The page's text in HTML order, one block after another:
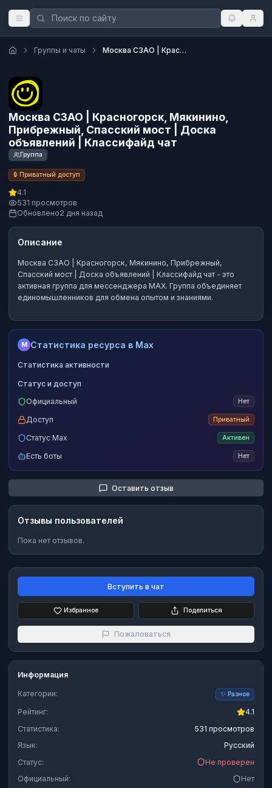
Группы и чаты Москва СЗАО | Красногорск, Мякинино, Прибрежный, Спасский мост | Доска объявлений | Классифайд чат
Москва СЗАО | Красногорск, Мякинино,
Прибрежный, Спасский мост | Доска
объявлений | Классифайд чат
Группа
🔒 Приватный доступ
4.1
531 просмотров
Обновлено2 дня назад
Описание
Москва СЗАО | Красногорск, Мякинино, Прибрежный,
Спасский мост | Доска объявлений | Классифайд чат- это
активная группа для мессенджера MAX. Группа объединяет
единомышленников для обмена опытом и знаниями.
M Статистика ресурса в Max
Статистика активности
Статус и доступ
Официальный
Нет
Доступ Приватный
Статус Max Активен
Есть боты Нет
Оставить отзыв
Отзывы пользователей
Пока нет отзывов.
Вступить в чат
Избранное Поделиться
Пожаловаться
Информация
Категории: ✨ Разное
Рейтинг:
4.1
Статистика:
531 просмотров
Язык:
Русский
Статус:
Не проверен
Официальный:
Нет